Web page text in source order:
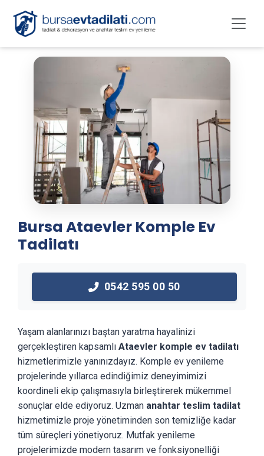
Bursa Ataevler Komple Ev
Tadilatı
0542 595 00 50
Yaşam alanlarınızı baştan yaratma hayalinizi
gerçekleştiren kapsamlı Ataevler komple ev tadilatı
hizmetlerimizle yanınızdayız. Komple ev yenileme
projelerinde yıllarca edindiğimiz deneyimimizi
koordineli ekip çalışmasıyla birleştirerek mükemmel
sonuçlar elde ediyoruz. Uzman anahtar teslim tadilat
hizmetimizle proje yönetiminden son temizliğe kadar
tüm süreçleri yönetiyoruz. Mutfak yenileme
projelerimizde modern tasarım ve fonksiyonelliği